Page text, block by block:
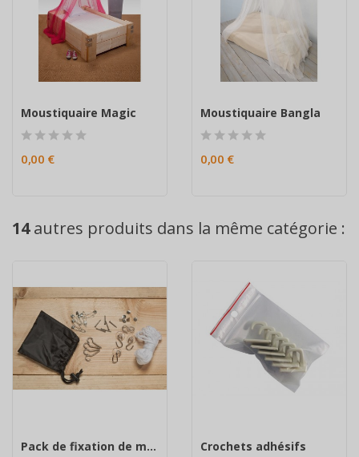
Moustiquaire Magic
0,00 €
Moustiquaire Bangla
0,00 €
14autres produits dans la même catégorie :
Pack de fixation de moustiquaire Crochets adhésifs